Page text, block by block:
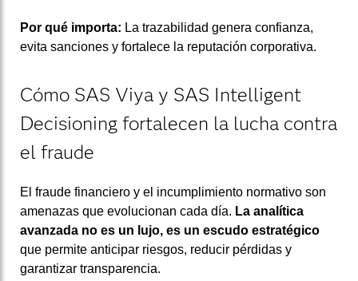
Por qué importa: La trazabilidad genera confianza,
evita sanciones y fortalece la reputación corporativa.
Cómo SAS Viya y SAS Intelligent
Decisioning fortalecen la lucha contra
el fraude
El fraude financiero y el incumplimiento normativo son
amenazas que evolucionan cada día. La analítica
avanzada no es un lujo, es un escudo estratégico
que permite anticipar riesgos, reducir pérdidas y
garantizar transparencia.